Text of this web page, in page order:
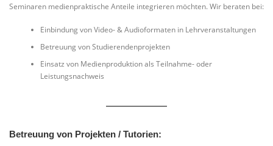
Seminaren medienpraktische Anteile integrieren möchten. Wir beraten bei:
Einbindung von Video- & Audioformaten in Lehrveranstaltungen
Betreuung von Studierendenprojekten
Einsatz von Medienproduktion als Teilnahme- oder
Leistungsnachweis
Betreuung von Projekten / Tutorien: